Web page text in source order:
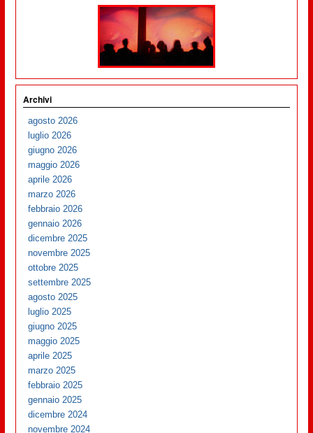
Archivi
agosto 2026
luglio 2026
giugno 2026
maggio 2026
aprile 2026
marzo 2026
febbraio 2026
gennaio 2026
dicembre 2025
novembre 2025
ottobre 2025
settembre 2025
agosto 2025
luglio 2025
giugno 2025
maggio 2025
aprile 2025
marzo 2025
febbraio 2025
gennaio 2025
dicembre 2024
novembre 2024